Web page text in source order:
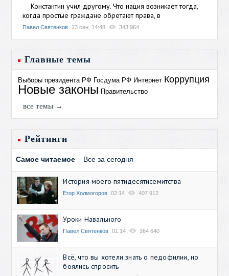
Константин учил другому. Что нация возникает тогда,
когда простые граждане обретают права, в
Павел Святенков 23 сен, 14:48 343 964
Главные темы
Выборы президента РФ Госдума РФ Интернет Коррупция
Новые законы Правительство
все темы →
Рейтинги
Самое читаемое Все за сегодня
История моего пятидесятисемитства
Егор Холмогоров 02:14 407 912
Уроки Навального
Павел Святенков 01:14 364 640
Всё, что вы хотели знать о педофилии, но
боялись спросить